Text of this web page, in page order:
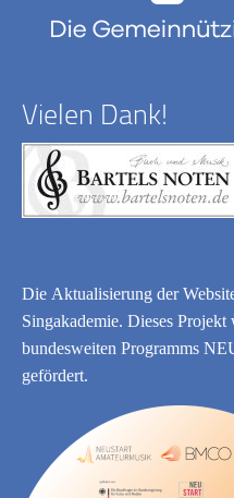
Vielen Dank!
Die Aktualisierung der
Singakademie. Dieses
bundesweiten Programms
gefördert.